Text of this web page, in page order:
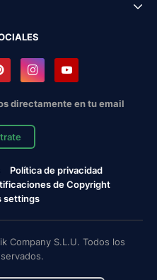
directamente en tu email
Política de privacidad
de Copyright
settings
Company S.L.U. Todos los